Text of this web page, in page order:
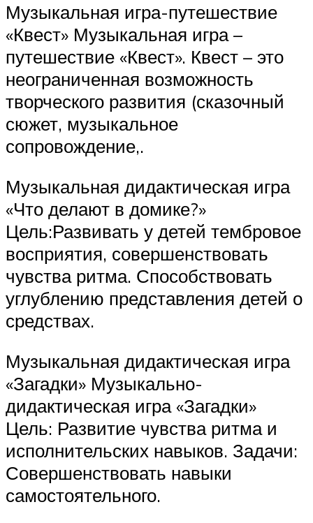
Музыкальная игра-путешествие
«Квест» Музыкальная игра –
путешествие «Квест». Квест – это
неограниченная возможность
творческого развития (сказочный
сюжет, музыкальное
сопровождение,.
Музыкальная дидактическая игра
«Что делают в домике?»
Цель:Развивать у детей тембровое
восприятия, совершенствовать
чувства ритма. Способствовать
углублению представления детей о
средствах.
Музыкальная дидактическая игра
«Загадки» Музыкально-
дидактическая игра «Загадки»
Цель: Развитие чувства ритма и
исполнительских навыков. Задачи:
Совершенствовать навыки
самостоятельного.